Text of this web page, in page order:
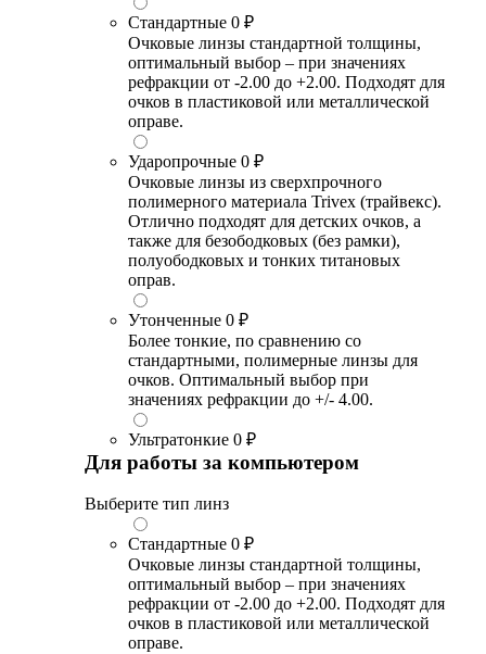
Стандартные 0 ₽
Очковые линзы стандартной толщины,
оптимальный выбор – при значениях
рефракции от -2.00 до +2.00. Подходят для
очков в пластиковой или металлической
оправе.
Ударопрочные 0 ₽
Очковые линзы из сверхпрочного
полимерного материала Trivex (трайвекс).
Отлично подходят для детских очков, а
также для безободковых (без рамки),
полуободковых и тонких титановых
оправ.
Утонченные 0 ₽
Более тонкие, по сравнению со
стандартными, полимерные линзы для
очков. Оптимальный выбор при
значениях рефракции до +/- 4.00.
Ультратонкие 0 ₽
Для работы за компьютером
Выберите тип линз
Стандартные 0 ₽
Очковые линзы стандартной толщины,
оптимальный выбор – при значениях
рефракции от -2.00 до +2.00. Подходят для
очков в пластиковой или металлической
оправе.